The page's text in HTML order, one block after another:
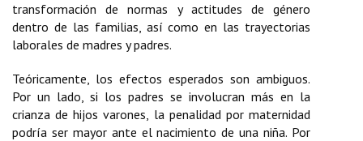
transformación de normas y actitudes de género
dentro de las familias, así como en las trayectorias
laborales de madres y padres.
Teóricamente, los efectos esperados son ambiguos.
Por un lado, si los padres se involucran más en la
crianza de hijos varones, la penalidad por maternidad
podría ser mayor ante el nacimiento de una niña. Por